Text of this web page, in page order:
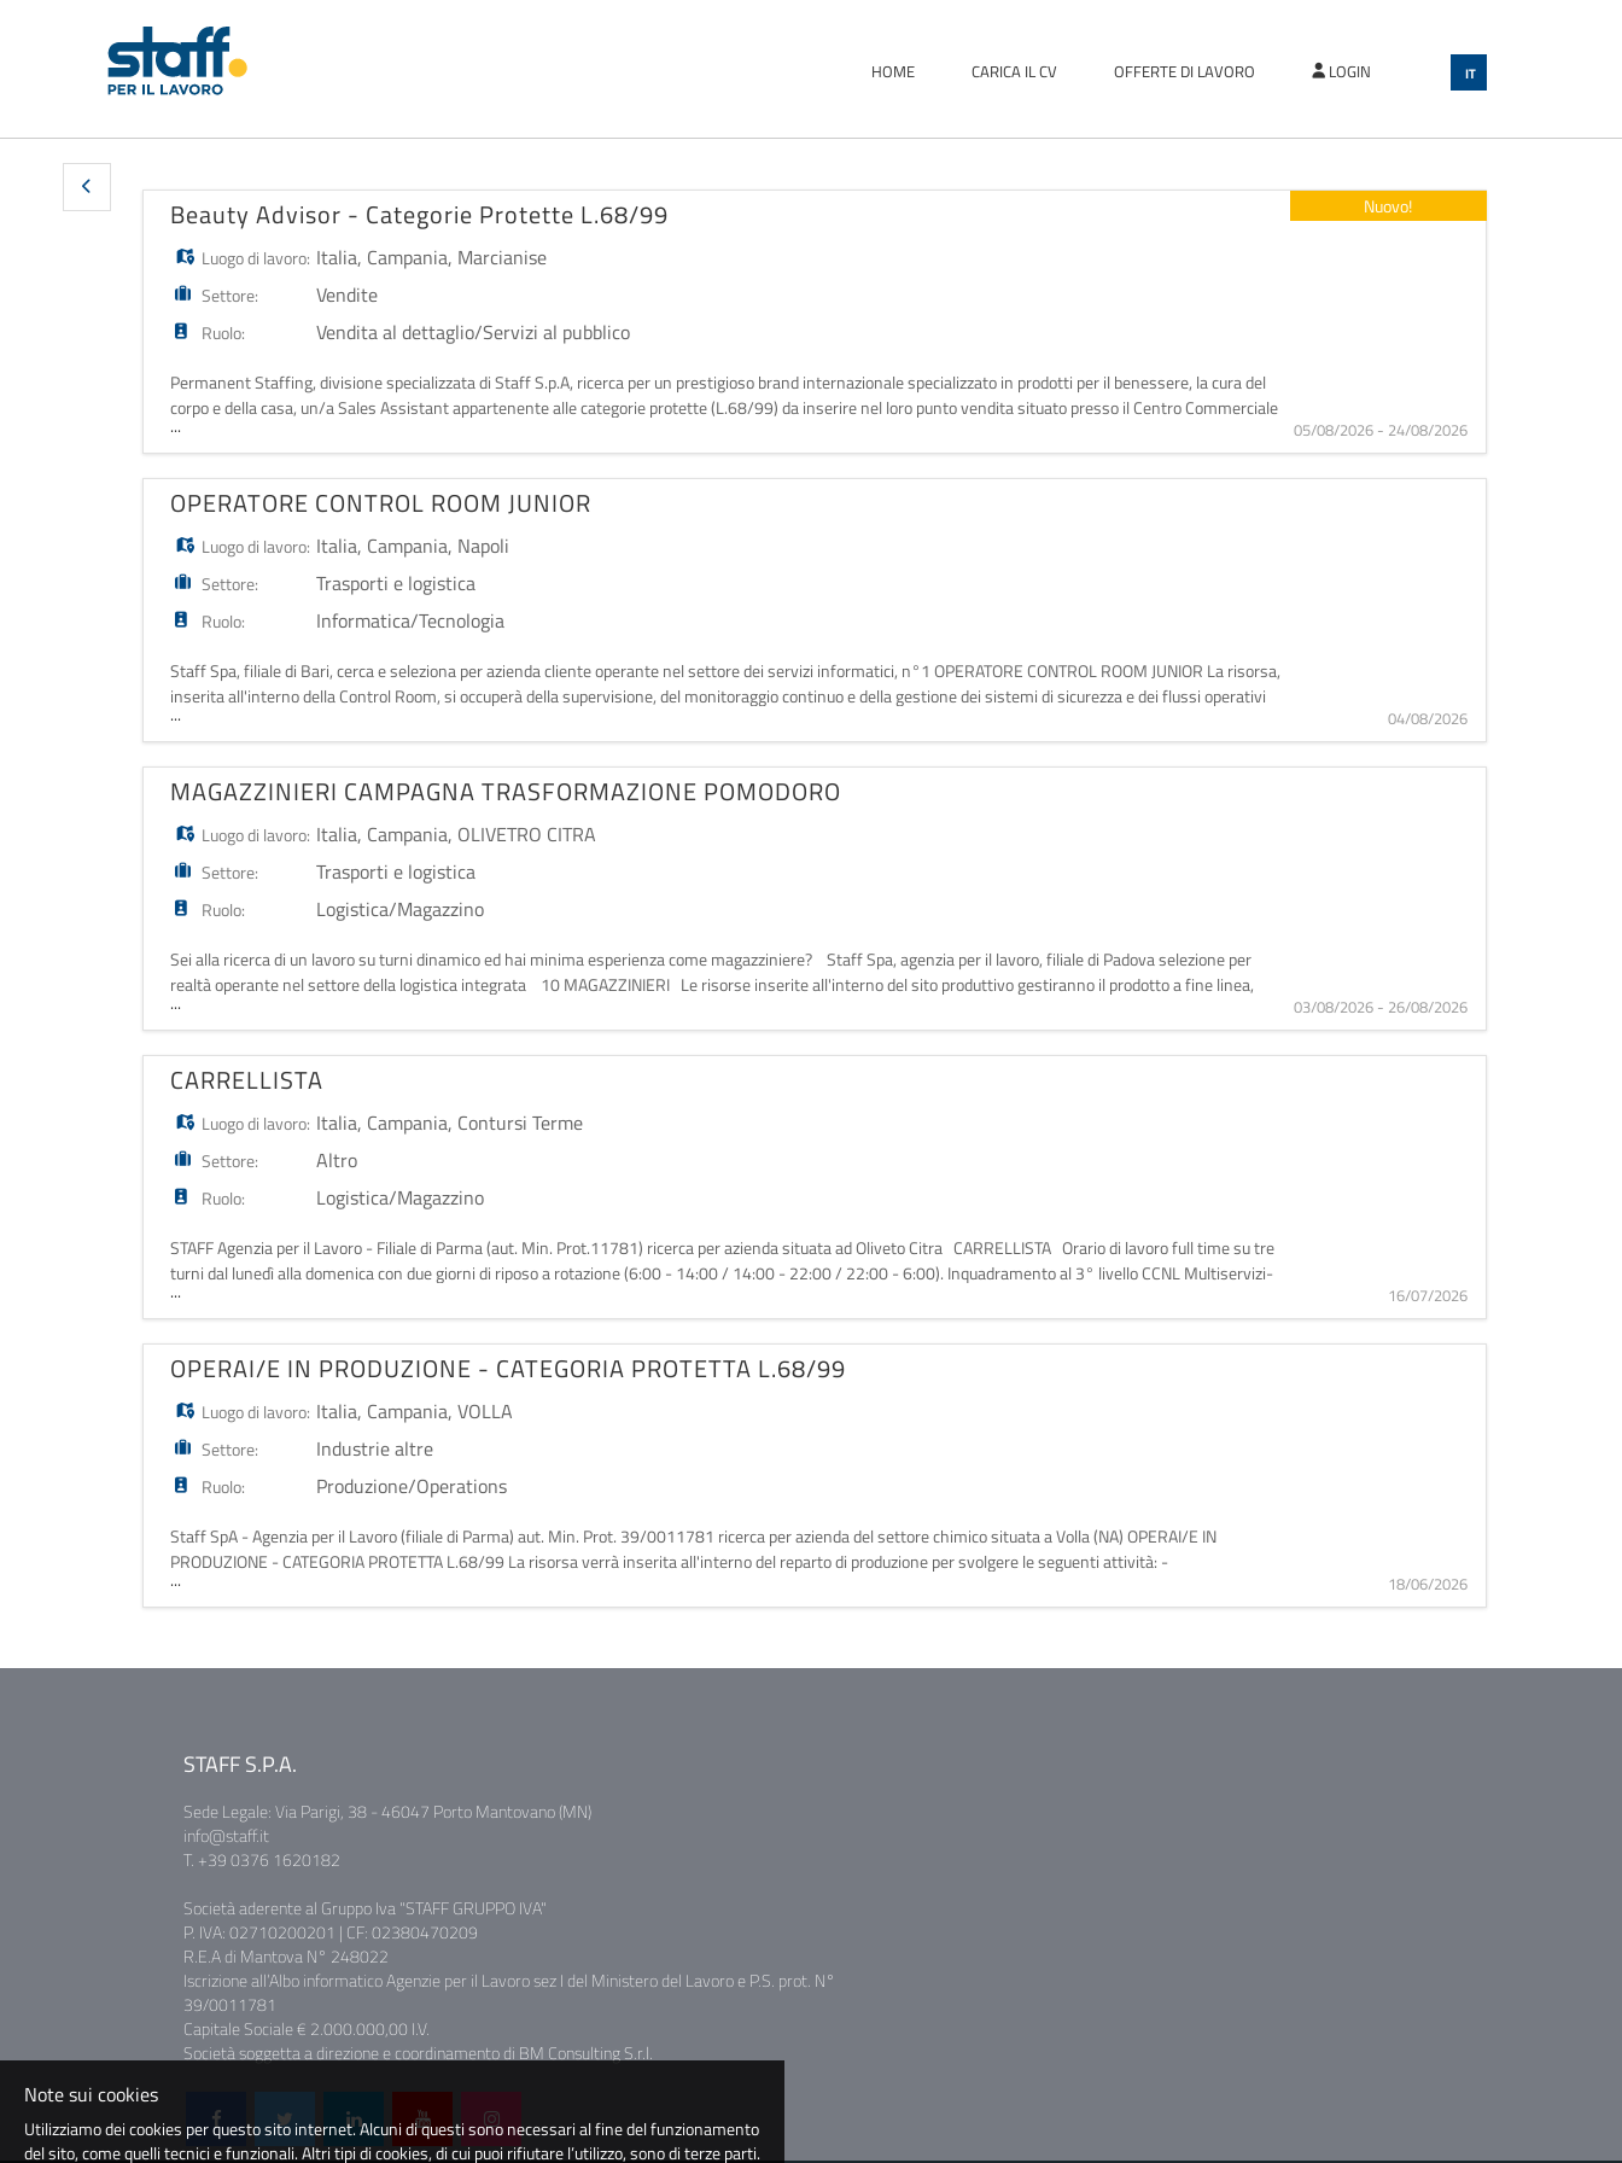
Note sui cookies
Utilizziamo dei cookies per questo sito internet. Alcuni di questi sono necessari al fine del funzionamento
del sito, come quelli tecnici e funzionali. Altri tipi di cookies, di cui puoi rifiutare l’utilizzo, sono di terze parti.
HOME CARICA IL CV OFFERTE DI LAVORO LOGIN IT
Beauty Advisor - Categorie Protette L.68/99
Luogo di lavoro: Italia, Campania, Marcianise
Settore: Vendite
Ruolo: Vendita al dettaglio/Servizi al pubblico
Permanent Staffing, divisione specializzata di Staff S.p.A, ricerca per un prestigioso brand internazionale specializzato in prodotti per il benessere, la cura del
corpo e della casa, un/a Sales Assistant appartenente alle categorie protette (L.68/99) da inserire nel loro punto vendita situato presso il Centro Commerciale
Campania di Marcianise. L
...
Nuovo!
05/08/2026 - 24/08/2026
OPERATORE CONTROL ROOM JUNIOR
Luogo di lavoro: Italia, Campania, Napoli
Settore: Trasporti e logistica
Ruolo: Informatica/Tecnologia
Staff Spa, filiale di Bari, cerca e seleziona per azienda cliente operante nel settore dei servizi informatici, n°1 OPERATORE CONTROL ROOM JUNIOR La risorsa,
inserita all'interno della Control Room, si occuperà della supervisione, del monitoraggio continuo e della gestione dei sistemi di sicurezza e dei flussi operativi
aziendali. Sarà il punto d
... 04/08/2026
MAGAZZINIERI CAMPAGNA TRASFORMAZIONE POMODORO
Luogo di lavoro: Italia, Campania, OLIVETRO CITRA
Settore: Trasporti e logistica
Ruolo: Logistica/Magazzino
Sei alla ricerca di un lavoro su turni dinamico ed hai minima esperienza come magazziniere? Staff Spa, agenzia per il lavoro, filiale di Padova selezione per
realtà operante nel settore della logistica integrata 10 MAGAZZINIERI Le risorse inserite all'interno del sito produttivo gestiranno il prodotto a fine linea,
nello specifico si
... 03/08/2026 - 26/08/2026
CARRELLISTA
Luogo di lavoro: Italia, Campania, Contursi Terme
Settore: Altro
Ruolo: Logistica/Magazzino
STAFF Agenzia per il Lavoro - Filiale di Parma (aut. Min. Prot.11781) ricerca per azienda situata ad Oliveto Citra CARRELLISTA Orario di lavoro full time su tre
turni dal lunedì alla domenica con due giorni di riposo a rotazione (6:00 - 14:00 / 14:00 - 22:00 / 22:00 - 6:00). Inquadramento al 3° livello CCNL Multiservizi-
1450€ lordi
... 16/07/2026
OPERAI/E IN PRODUZIONE - CATEGORIA PROTETTA L.68/99
Luogo di lavoro: Italia, Campania,VOLLA
Settore: Industrie altre
Ruolo: Produzione/Operations
Staff SpA - Agenzia per il Lavoro (filiale di Parma) aut. Min. Prot. 39/0011781 ricerca per azienda del settore chimico situata a Volla (NA) OPERAI/E IN
PRODUZIONE - CATEGORIA PROTETTA L.68/99 La risorsa verrà inserita all'interno del reparto di produzione per svolgere le seguenti attività: -
Confezionamento dei prodotti su linea -Controllo qua
... 18/06/2026
STAFF S.P.A.
Sede Legale: Via Parigi, 38 - 46047 Porto Mantovano (MN)
info@staff.it
T. +39 0376 1620182
Società aderente al Gruppo Iva "STAFF GRUPPO IVA"
P. IVA: 02710200201 | CF: 02380470209
R.E.A di Mantova N° 248022
Iscrizione all’Albo informatico Agenzie per il Lavoro sez I del Ministero del Lavoro e P.S. prot. N°
39/0011781
Capitale Sociale € 2.000.000,00 I.V.
Società soggetta a direzione e coordinamento di BM Consulting S.r.l.